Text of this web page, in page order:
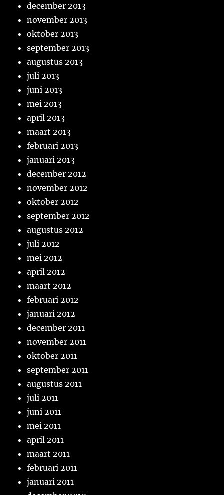
december 2013
november 2013
oktober 2013
september 2013
augustus 2013
juli 2013
juni 2013
mei 2013
april 2013
maart 2013
februari 2013
januari 2013
december 2012
november 2012
oktober 2012
september 2012
augustus 2012
juli 2012
mei 2012
april 2012
maart 2012
februari 2012
januari 2012
december 2011
november 2011
oktober 2011
september 2011
augustus 2011
juli 2011
juni 2011
mei 2011
april 2011
maart 2011
februari 2011
januari 2011